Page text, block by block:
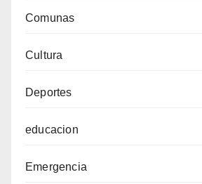
Comunas
Cultura
Deportes
educacion
Emergencia